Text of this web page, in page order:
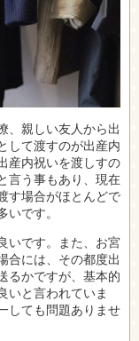
、親しい友人から出
して渡すのが出産内
産内祝いを渡しすの
言う事もあり、現在
す場合がほとんどで
です。
いです。また、お宮
合には、その都度出
るかですが、基本的
いと言われていま
しても問題ありませ